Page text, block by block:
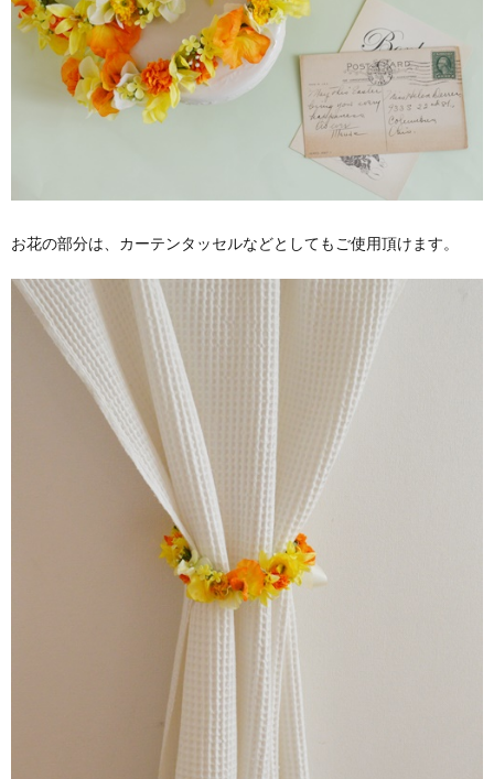
お花の部分は、カーテンタッセルなどとしてもご使用頂けます。